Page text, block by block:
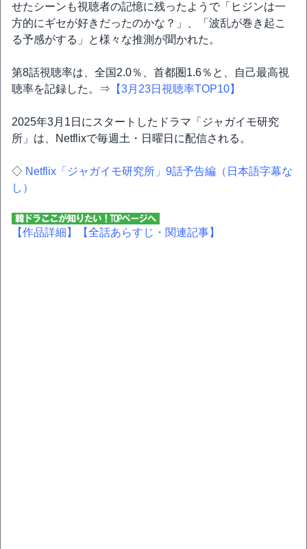
せたシーンも視聴者の記憶に残ったようで「ヒジンは一
方的にギセが好きだったのかな？」、「波乱が巻き起こ
る予感がする」と様々な推測が聞かれた。
第8話視聴率は、全国2.0％、首都圏1.6％と、自己最高視
聴率を記録した。⇒ 【3月23日視聴率TOP10】
2025年3月1日にスタートしたドラマ「ジャガイモ研究
所」は、Netflixで毎週土・日曜日に配信される。
◇ Netflix「ジャガイモ研究所」9話予告編（日本語字幕な
し）
【作品詳細】 【全話あらすじ・関連記事】